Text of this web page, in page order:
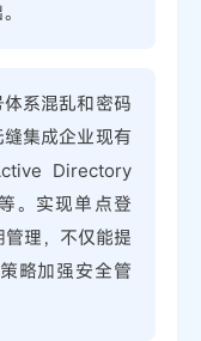
系混乱和密码
集成企业现有
Directory
。实现单点登
理，不仅能提
略加强安全管